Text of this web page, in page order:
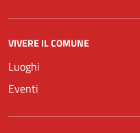
VIVERE IL COMUNE
Luoghi
Eventi